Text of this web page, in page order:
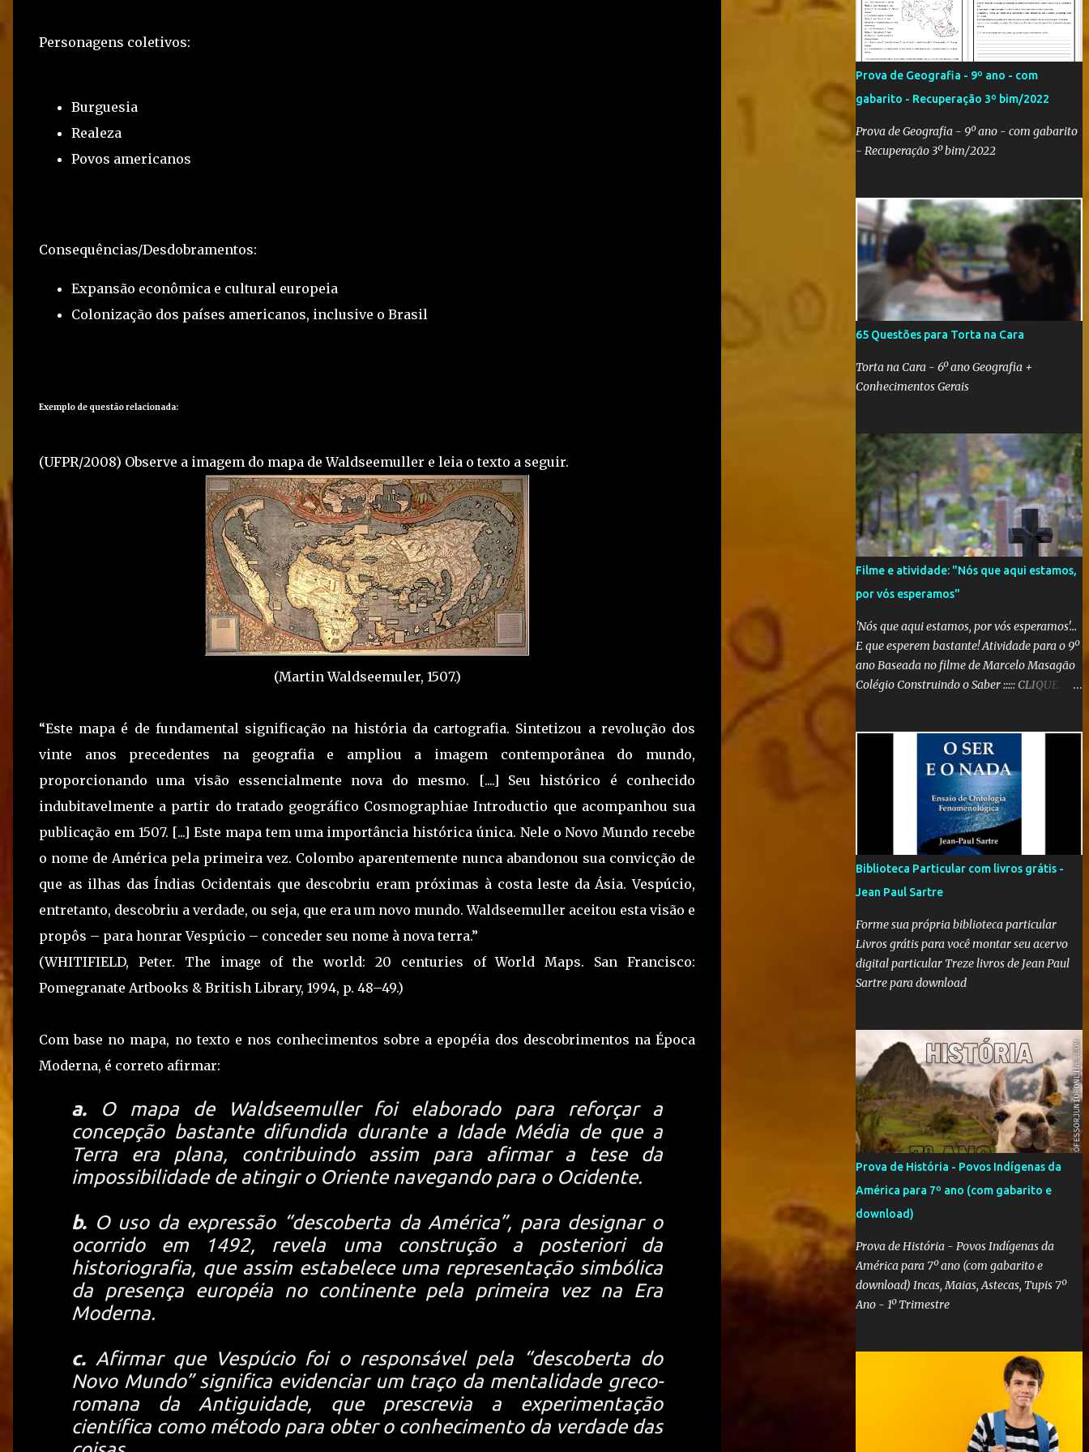
Personagens coletivos:
Burguesia
Realeza
Povos americanos
Consequências/Desdobramentos:
Expansão econômica e cultural europeia
Colonização dos países americanos, inclusive o Brasil
Exemplo de questão relacionada:
(UFPR/2008) Observe a imagem do mapa de Waldseemuller e leia o texto a seguir.
(Martin Waldseemuler, 1507.)
“Este mapa é de fundamental significação na história da cartografia. Sintetizou a revolução dos
vinte anos precedentes na geografia e ampliou a imagem contemporânea do mundo,
proporcionando uma visão essencialmente nova do mesmo. [....] Seu histórico é conhecido
indubitavelmente a partir do tratado geográfico Cosmographiae Introductio que acompanhou sua
publicação em 1507. [...] Este mapa tem uma importância histórica única. Nele o Novo Mundo recebe
o nome de América pela primeira vez. Colombo aparentemente nunca abandonou sua convicção de
que as ilhas das Índias Ocidentais que descobriu eram próximas à costa leste da Ásia. Vespúcio,
entretanto, descobriu a verdade, ou seja, que era um novo mundo. Waldseemuller aceitou esta visão e
propôs – para honrar Vespúcio – conceder seu nome à nova terra.”
(WHITIFIELD, Peter. The image of the world: 20 centuries of World Maps. San Francisco:
Pomegranate Artbooks & British Library, 1994, p. 48–49.)
Com base no mapa, no texto e nos conhecimentos sobre a epopéia dos descobrimentos na Época
Moderna, é correto afirmar:
a.
O mapa de Waldseemuller foi elaborado para reforçar a
concepção bastante difundida durante a Idade Média de que a
Terra era plana, contribuindo assim para afirmar a tese da
impossibilidade de atingir o Oriente navegando para o Ocidente.
b. O uso da expressão “descoberta da América”, para designar o
ocorrido em 1492, revela uma construção a posteriori da
historiografia, que assim estabelece uma representação simbólica
da presença européia no continente pela primeira vez na Era
Moderna.
c. Afirmar que Vespúcio foi o responsável pela “descoberta do
Novo Mundo” significa evidenciar um traço da mentalidade greco-
romana da Antiguidade, que prescrevia a experimentação
científica como método para obter o conhecimento da verdade das
Qatar 2022! Com um evento como a Copa
do Mundo ocorrendo no Brasil,
independentemente se você seja do time
'Viva Copa' ou do time 'Não vai ter Copa',
uma hora ou outra acaba precisando das
bandeiras dos países que participarão do
evento (para exaltá-los ou para estraçalhá-
los). Principalmente se você for aluno ou
Aí, precisa correr para o Google Imagens,
achar a bandeira correta, com a resolução
adequada... a maior função. Eu sei porque já
precisei fazer isso. Como deixei os arquivos
armazenados em cas...
Prova de Geografia - 9º ano - com
gabarito - Recuperação 3º bim/2022
Prova de Geografia - 9º ano - com gabarito
- Recuperação 3º bim/2022
65 Questões para Torta na Cara
Torta na Cara - 6º ano Geografia +
Conhecimentos Gerais
Filme e atividade: "Nós que aqui estamos,
por vós esperamos"
'Nós que aqui estamos, por vós esperamos'...
E que esperem bastante! Atividade para o 9º
ano Baseada no filme de Marcelo Masagão
Colégio Construindo o Saber ::::: CLIQUE
'Nós que aqui estamos, por vós esperamos' é
"um filme-memória do século XX, a partir
de recortes bibliográficos de pequenos e
grandes personagens". Documentário
brasileiro lançado em 1999, o filme mostra
como os grandes acontecimentos são
repletos de inúmeras histórias menores
(mas não menos importantes) que passam
despercebidas na maioria das vezes. Sem
dúvida alguma, este é um dos filmes mais
poéticos da produção brasileira. A beleza
está na combinação das imagens, nos curtos
e certeiros textos e, principalmente, na
É possível atrair a atenção dos alunos com
um filme destoante das grandes pr...
Biblioteca Particular com livros grátis -
Jean Paul Sartre
Forme sua própria biblioteca particular
Livros grátis para você montar seu acervo
digital particular Treze livros de Jean Paul
Sartre para download
Prova de História - Povos Indígenas da
América para 7º ano (com gabarito e
download)
Prova de História - Povos Indígenas da
América para 7º ano (com gabarito e
download) Incas, Maias, Astecas, Tupis 7º
Ano - 1º Trimestre